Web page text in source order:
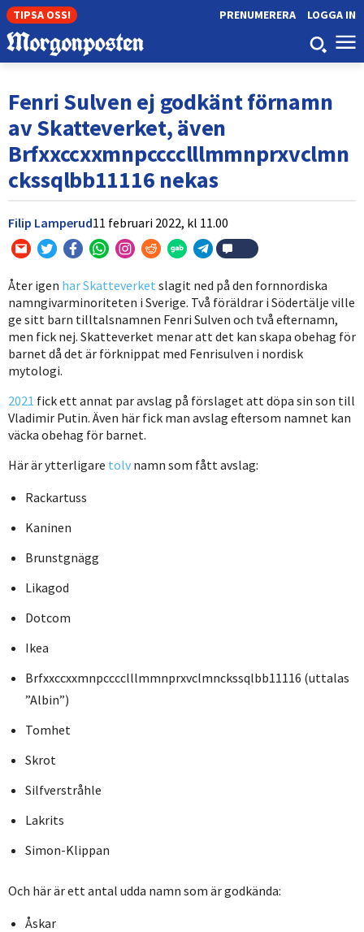
TIPSA OSS! LOGGA IN
PRENUMERERA
Fenri Sulven ej godkänt förnamn
av Skatteverket, även
Brfxxccxxmnpcccclllmmnprxvclmn
ckssqlbb11116 nekas
Filip Lamperud11 februari 2022, kl 11.00
Åter igen har Skatteverket slagit ned på den fornnordiska
namngivarminoriteten i Sverige. Två föräldrar i Södertälje ville
ge sitt barn tilltalsnamnen Fenri Sulven och två efternamn,
men fick nej. Skatteverket menar att det kan skapa obehag för
barnet då det är förknippat med Fenrisulven i nordisk
mytologi.
2021 fick ett annat par avslag på förslaget att döpa sin son till
Vladimir Putin. Även här fick man avslag eftersom namnet kan
väcka obehag för barnet.
Här är ytterligare tolv namn som fått avslag:
Rackartuss
Kaninen
Brunstgnägg
Likagod
Dotcom
Ikea
Brfxxccxxmnpcccclllmmnprxvclmnckssqlbb11116 (uttalas
”Albin”)
Tomhet
Skrot
Silfverstråhle
Lakrits
Simon-Klippan
Och här är ett antal udda namn som är godkända:
Åskar